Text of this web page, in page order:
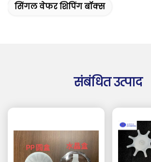
सिंगल वेफर शिपिंग बॉक्स
संबंधित उत्पाद